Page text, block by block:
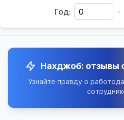
Год: -
Нахджоб: отзывы
Узнайте правду о